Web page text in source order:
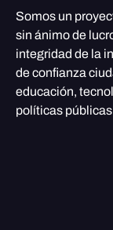
Somos un
sin ánimo de
integridad de la
de confianza
educación,
políticas